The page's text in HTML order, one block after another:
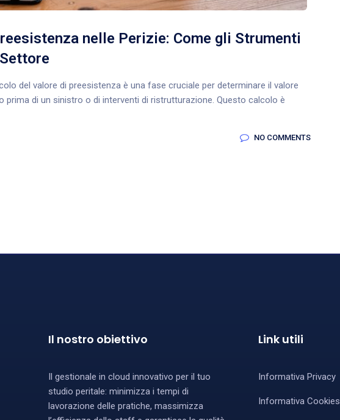
nelle Perizie: Come gli Strumenti
del valore di preesistenza è una fase cruciale per determinare il valore
prima di un sinistro o di interventi di ristrutturazione. Questo calcolo è
NO COMMENTS
Il nostro obiettivo
Il gestionale in cloud innovativo per il tuo
studio peritale: minimizza i tempi di
lavorazione delle pratiche, massimizza
Link utili
Informativa Privacy
Informativa Cookies